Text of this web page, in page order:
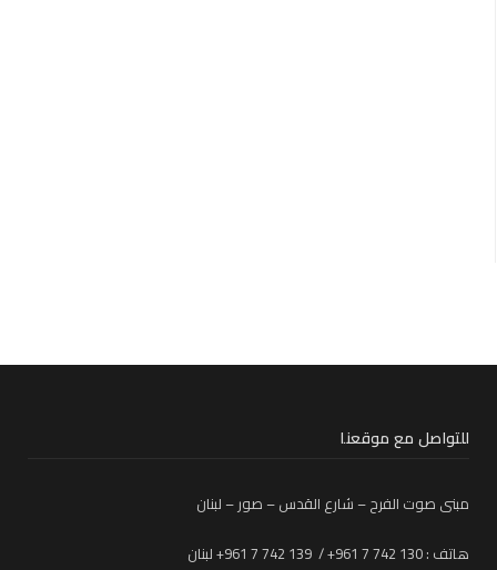
للتواصل مع موقعنا
مبنى صوت الفرح – شارع القدس – صور – لبنان
هاتف : 130 742 7 961+ / 139 742 7 961+ لبنان